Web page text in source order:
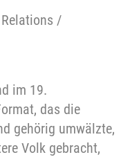
/
im 19.
das die
gehörig umwälzte,
Volk gebracht,